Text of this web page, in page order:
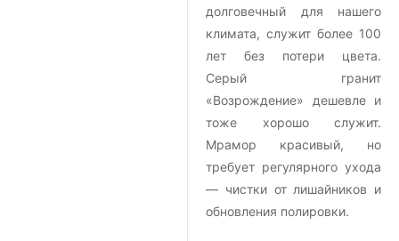
долговечный для нашего
климата, служит более 100
лет без потери цвета.
Серый гранит
«Возрождение» дешевле и
тоже хорошо служит.
Мрамор красивый, но
требует регулярного ухода
— чистки от лишайников и
обновления полировки.